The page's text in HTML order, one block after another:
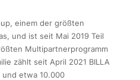
einem der größten
und ist seit Mai 2019 Teil
Multipartnerprogramm
zählt seit April 2021 BILLA
und etwa 10.000